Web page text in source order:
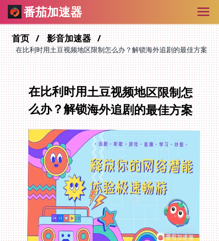
番茄加速器
首页 影音加速器
在比利时用土豆视频地区限制怎么办？解锁海外追剧的最佳方案
在比利时用土豆视频地区限制怎
么办？解锁海外追剧的最佳方案